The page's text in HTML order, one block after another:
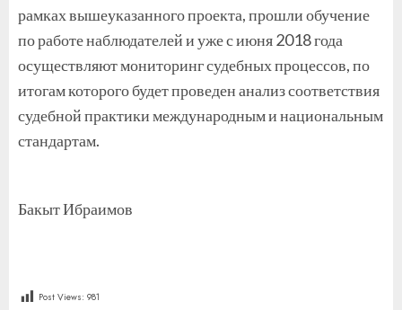
рамках вышеуказанного проекта, прошли обучение
по работе наблюдателей и уже с июня 2018 года
осуществляют мониторинг судебных процессов, по
итогам которого будет проведен анализ соответствия
судебной практики международным и национальным
стандартам.
Бакыт Ибраимов
Post Views: 981